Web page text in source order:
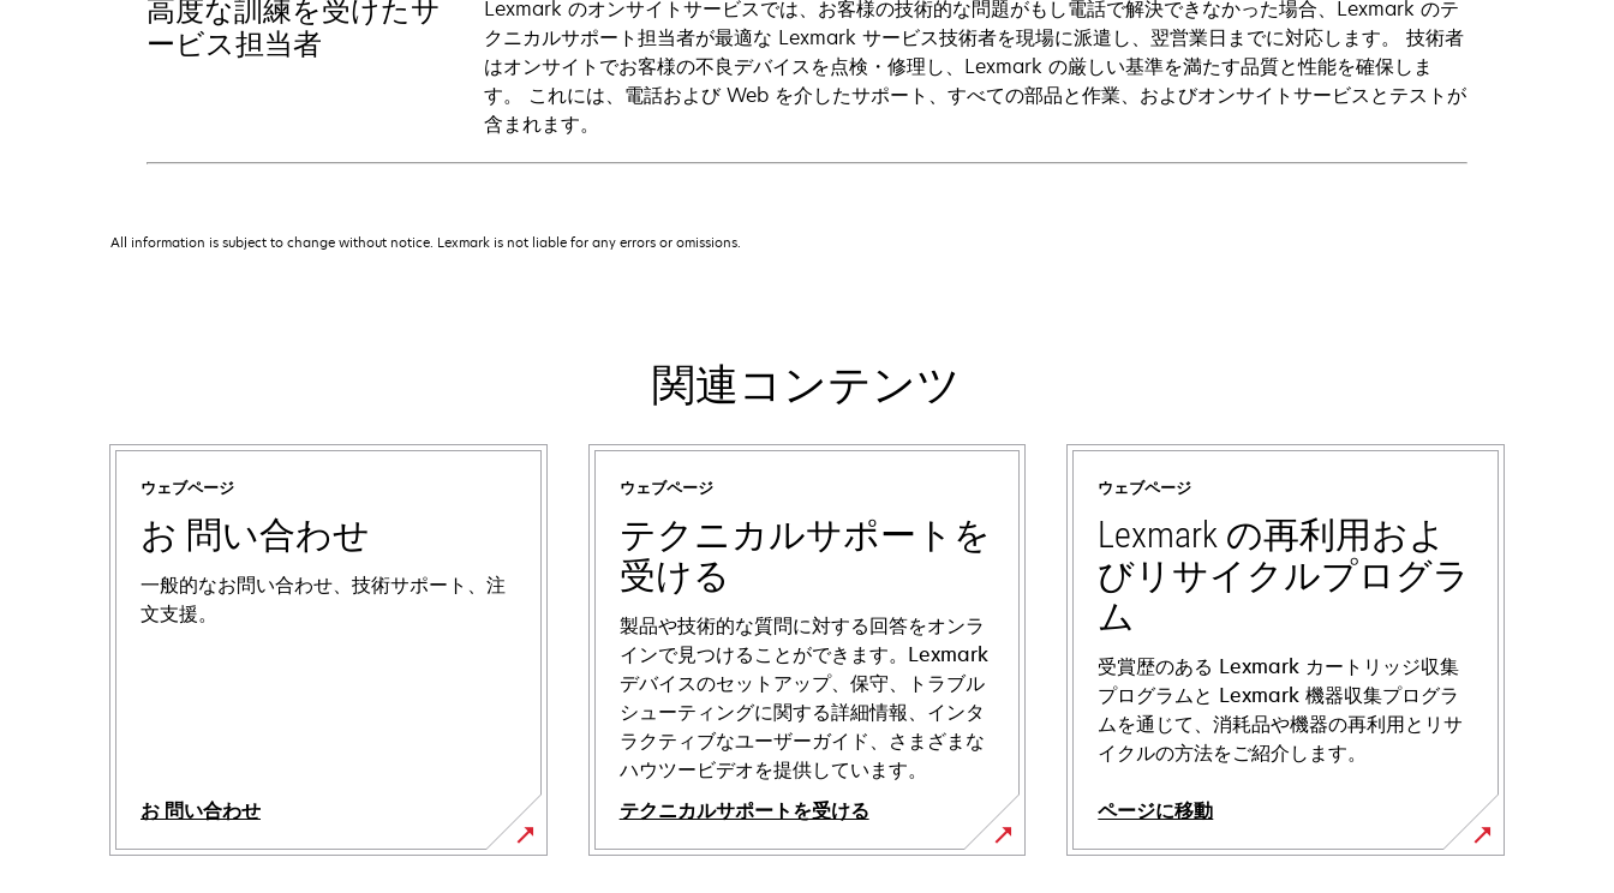
高度な訓練を受けたサ
ービス担当者
Lexmark のオンサイトサービスでは、お客様の技術的な問題がもし電話で解決できなかった場合、Lexmark のテ
クニカルサポート担当者が最適な Lexmark サービス技術者を現場に派遣し、翌営業日までに対応します。 技術者
はオンサイトでお客様の不良デバイスを点検・修理し、Lexmark の厳しい基準を満たす品質と性能を確保しま
す。 これには、電話および Web を介したサポート、すべての部品と作業、およびオンサイトサービスとテストが
含まれます。
All information is subject to change without notice. Lexmark is not liable for any errors or omissions.
関連コンテンツ
ウェブページ
お 問い合わせ
一般的なお問い合わせ、技術サポート、注
文支援。
お 問い合わせ
ウェブページ
テクニカルサポートを
受ける
製品や技術的な質問に対する回答をオンラ
インで見つけることができます。Lexmark
デバイスのセットアップ、保守、トラブル
シューティングに関する詳細情報、インタ
ラクティブなユーザーガイド、さまざまな
ハウツービデオを提供しています。
テクニカルサポートを受ける
新
ウェブページ
Lexmark の再利用およ
びリサイクルプログラ
ム
受賞歴のある Lexmark カートリッジ収集
プログラムと Lexmark 機器収集プログラ
ムを通じて、消耗品や機器の再利用とリサ
イクルの方法をご紹介します。
ページに移動